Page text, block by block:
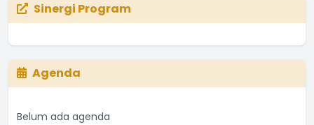
Sinergi Program
Agenda
Belum ada agenda